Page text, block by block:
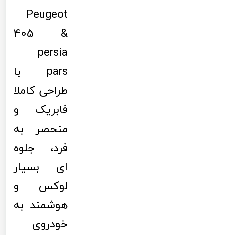
Peugeot
405 &
persia
pars با
طراحی کاملا
فابریک و
منحصر به
فرد، جلوه
ای بسیار
لوکس و
هوشمند به
خودروی